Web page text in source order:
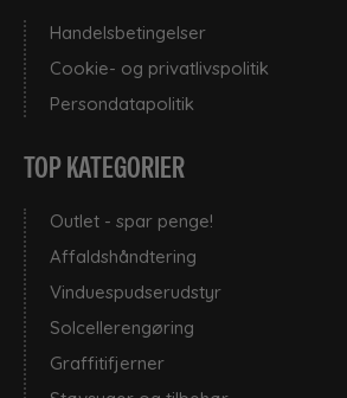
Handelsbetingelser
Cookie- og privatlivspolitik
Persondatapolitik
TOP KATEGORIER
Outlet - spar penge!
Affaldshåndtering
Vinduespudserudstyr
Solcellerengøring
Graffitifjerner